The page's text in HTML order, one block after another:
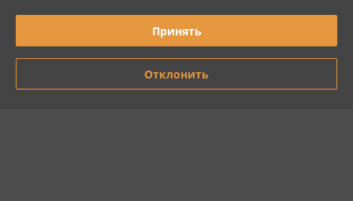
Полная версия сайта
Сайт создан на платформе Deal.by
Принять
Отклонить